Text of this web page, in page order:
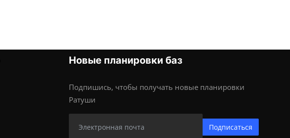
Новые планировки баз
Подпишись, чтобы получать новые планировки
Ратуши
Подписаться